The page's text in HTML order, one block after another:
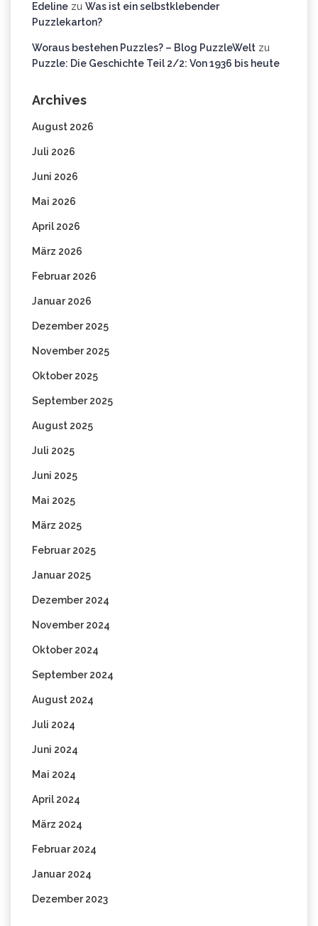
Edeline zu Was ist ein selbstklebender
Puzzlekarton?
Woraus bestehen Puzzles? – Blog PuzzleWelt zu
Puzzle: Die Geschichte Teil 2/2: Von 1936 bis heute
Archives
August 2026
Juli 2026
Juni 2026
Mai 2026
April 2026
März 2026
Februar 2026
Januar 2026
Dezember 2025
November 2025
Oktober 2025
September 2025
August 2025
Juli 2025
Juni 2025
Mai 2025
März 2025
Februar 2025
Januar 2025
Dezember 2024
November 2024
Oktober 2024
September 2024
August 2024
Juli 2024
Juni 2024
Mai 2024
April 2024
März 2024
Februar 2024
Januar 2024
Dezember 2023